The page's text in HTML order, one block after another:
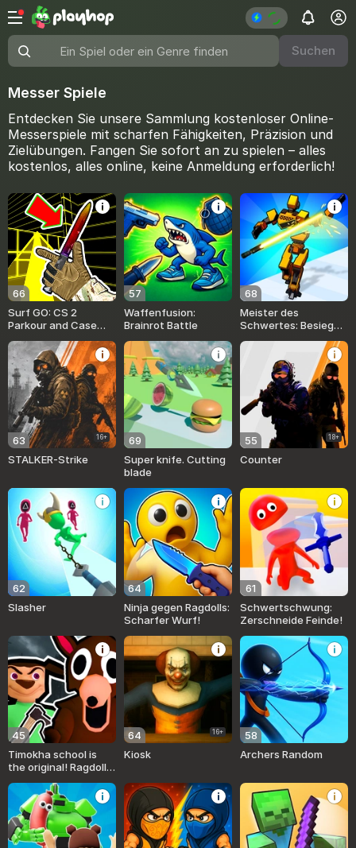
Ein Spiel oder ein Genre finden Suchen
Messer Spiele
Entdecken Sie unsere Sammlung kostenloser Online-
Messerspiele mit scharfen Fähigkeiten, Präzision und
Zielübungen. Fangen Sie sofort an zu spielen – alles
kostenlos, alles online, keine Anmeldung erforderlich!
66
Surf GO: CS 2
Parkour and Case
57
Waffenfusion:
Brainrot Battle
68
Meister des
Schwertes: Besiege
63 16+
STALKER-Strike
69
Super knife. Cutting
blade
55 18+
Counter
62
Slasher
64
Ninja gegen Ragdolls:
Scharfer Wurf!
61
Schwertschwung:
Zerschneide Feinde!
45
Timokha school is
the original! Ragdoll
64 16+
Kiosk
58
Archers Random